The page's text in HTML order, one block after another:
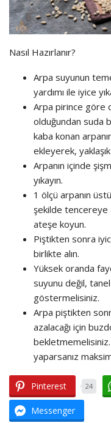
Nasıl Hazırlanır?
Arpa suyunun
yardımı ile iyice
Arpa pirince göre
olduğundan suda
kaba konan
ekleyerek,
Arpanın içinde
yıkayın.
1 ölçü arpanın
şekilde tencereye
ateşe koyun.
Piştikten sonra
birlikte alın.
Yüksek oranda
suyunu değil,
göstermelisiniz.
Arpa piştikten
azalacağı için
yaparsanız
Pinterest 24
Messenger